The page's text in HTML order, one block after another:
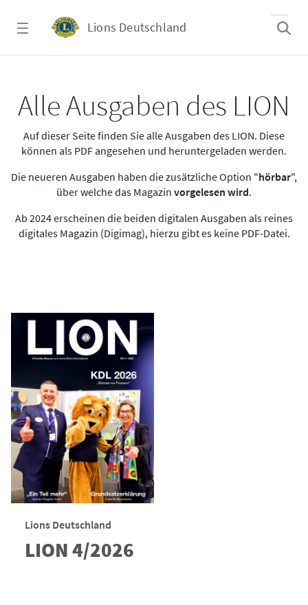
Lions Deutschland
Alle Ausgaben des LION
Auf dieser Seite finden Sie alle Ausgaben des LION. Diese
können als PDF angesehen und heruntergeladen werden.
Die neueren Ausgaben haben die zusätzliche Option "hörbar",
über welche das Magazin vorgelesen wird.
Ab 2024 erscheinen die beiden digitalen Ausgaben als reines
digitales Magazin (Digimag), hierzu gibt es keine PDF-Datei.
Lions Deutschland
LION 4/2026